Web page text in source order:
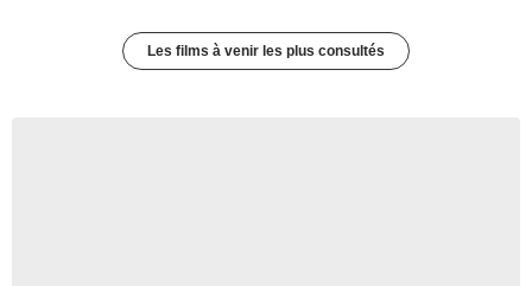
Les films à venir les plus consultés